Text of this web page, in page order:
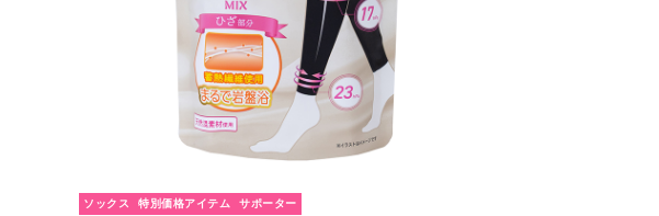
ソックス 特別価格アイテム サポーター